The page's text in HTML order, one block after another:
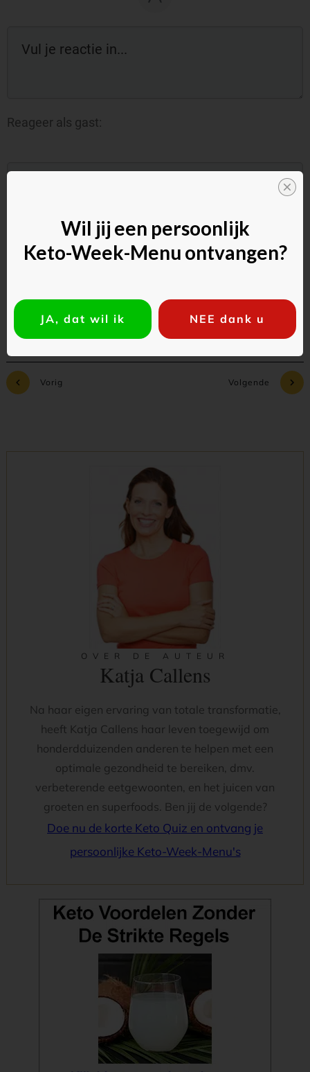
Reageer als gast:
Vorig Volgende
OVER DE AUTEUR
Katja Callens
Na haar eigen ervaring van totale transformatie,
heeft Katja Callens haar leven toegewijd om
honderdduizenden anderen te helpen met een
optimale gezondheid te bereiken, dmv.
verbeterende eetgewoonten, en het juicen van
groeten en superfoods. Ben jij de volgende?
Doe nu de korte Keto Quiz en ontvang je
persoonlijke Keto-Week-Menu's
Wil jij een persoonlijk
Keto-Week-Menu ontvangen?
JA, dat wil ik NEE dank u